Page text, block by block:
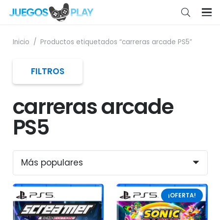
Inicio / Productos etiquetados “carreras arcade PS5”
carreras arcade
PS5
¡OFERTA!
FILTROS